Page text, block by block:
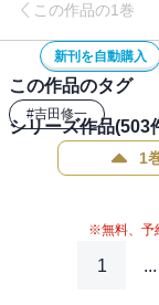
ガガ』丹羽庭●『僕
島良彰●『夕空のク
ユキヲ●『ふつつか
カ』高田サンコ●『
＋吉田史郎●『気ま
リッツ」デジタル版
この作品の1巻
新刊を自動購入
この作品のタグ
#吉田修一
シリーズ作品(503
1
※無料、予
1 ...